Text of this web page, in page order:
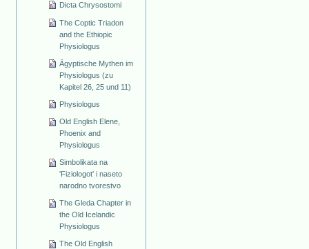
Dicta Chrysostomi
The Coptic Triadon
and the Ethiopic
Physiologus
Ägyptische Mythen im
Physiologus (zu
Kapitel 26, 25 und 11)
Physiologus
Old English Elene,
Phoenix and
Physiologus
Simbolikata na
'Fiziologot' i naseto
narodno tvorestvo
The Gleda Chapter in
the Old Icelandic
Physiologus
The Old English